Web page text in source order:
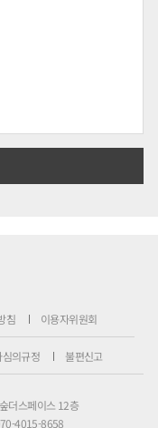
침 이용자위원회
심의규정 불편신고
더스페이스 12층
4015-8658